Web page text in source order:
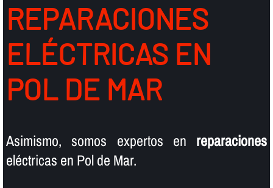
REPARACIONES
ELÉCTRICAS EN
POL DE MAR
Asimismo, somos expertos en reparaciones
eléctricas en Pol de Mar.